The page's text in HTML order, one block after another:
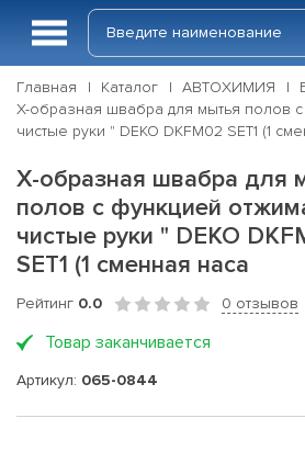
Главная Каталог АВТОХИМИЯ
Х-образная швабра для мытья полов
чистые руки " DEKO DKFM02 SET1 (1
Х-образная швабра для
полов с функцией
чистые руки " DEKO
SET1 (1 сменная наса
Рейтинг 0.0 0 отзывов
Товар заканчивается
Артикул: 065-0844